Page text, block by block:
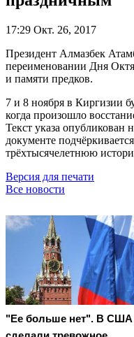
17:29 Окт. 26, 2017
Президент Алмазбек
переименовании Дня
и памяти предков.
7 и 8 ноября в Киргизии
когда произошло
Текст указа опубликован
документе
трёхтысячелетнюю
Версия для печати
Все новости
"Ее больше нет". В США